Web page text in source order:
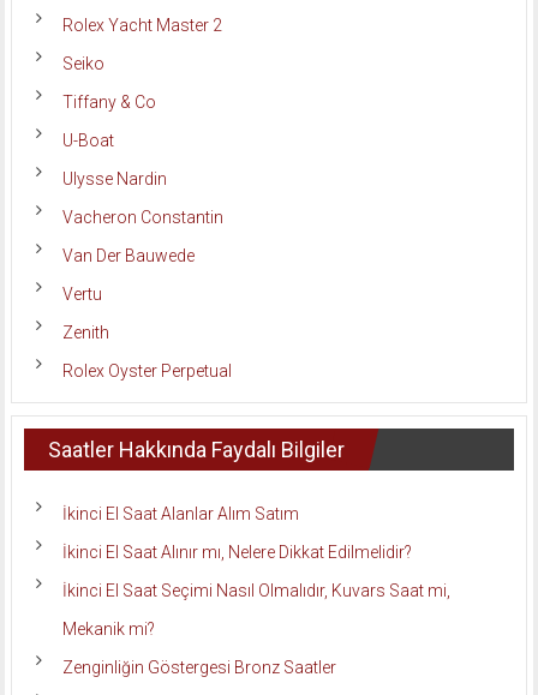
Rolex Yacht Master 2
Seiko
Tiffany & Co
U-Boat
Ulysse Nardin
Vacheron Constantin
Van Der Bauwede
Vertu
Zenith
Rolex Oyster Perpetual
Saatler Hakkında Faydalı Bilgiler
İkinci El Saat Alanlar Alım Satım
İkinci El Saat Alınır mı, Nelere Dikkat Edilmelidir?
İkinci El Saat Seçimi Nasıl Olmalıdır, Kuvars Saat mi,
Mekanik mi?
Zenginliğin Göstergesi Bronz Saatler